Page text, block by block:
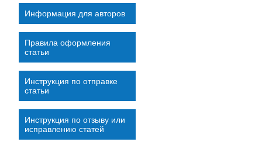
Информация для авторов
Правила оформления
статьи
Инструкция по отправке
статьи
Инструкция по отзыву или
исправлению статей